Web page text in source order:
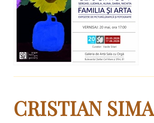
CRISTIAN SIMA